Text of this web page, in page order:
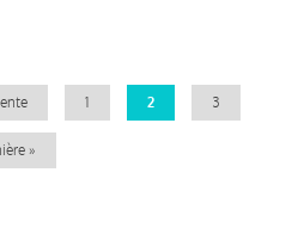
Page
1
Page
2 Page
3
»